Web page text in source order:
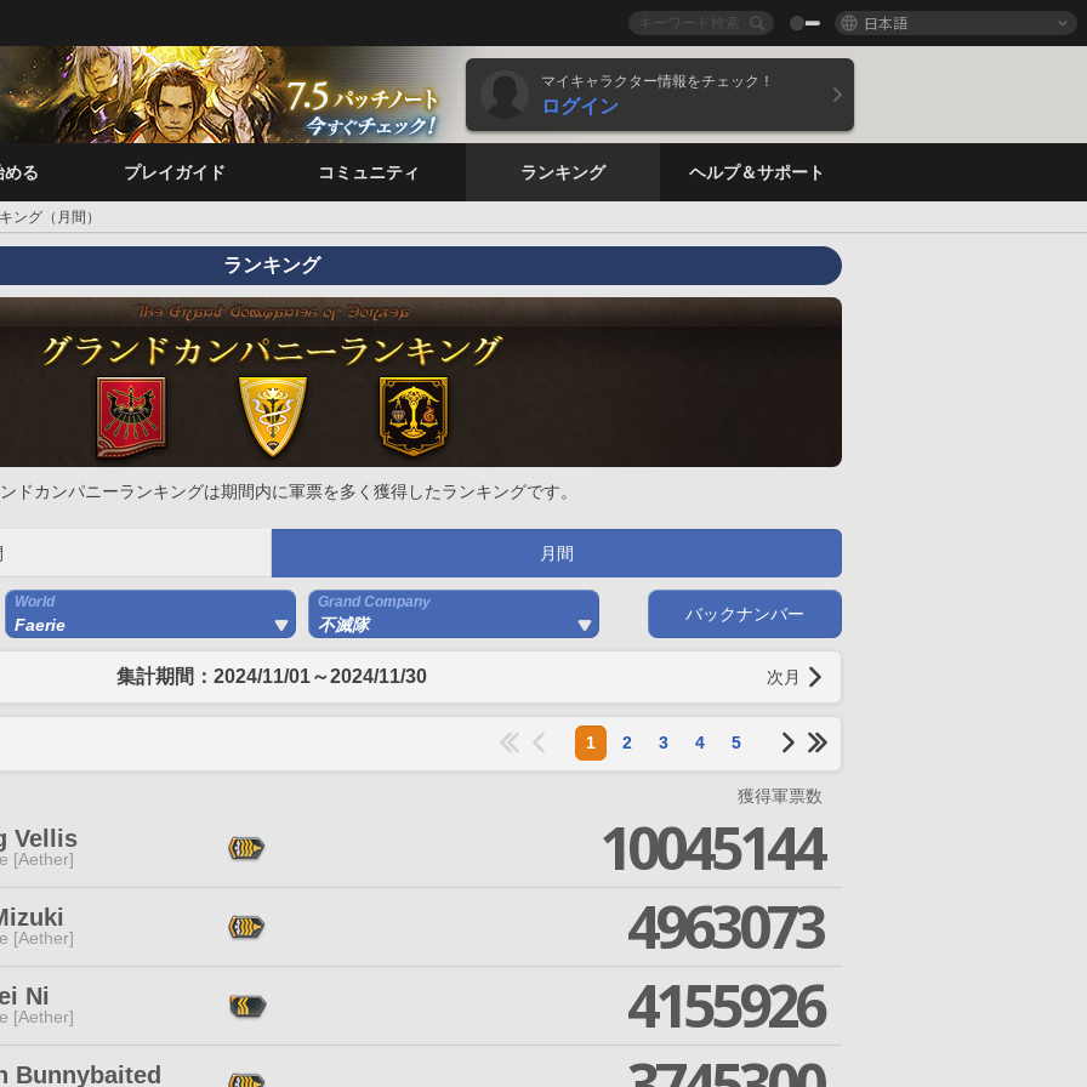
日本語
マイキャラクター情報をチェック！
ログイン
める プレイガイド コミュニティ ランキング ヘルプ＆サポート
ング（月間）
ランキング
ドカンパニーランキングは期間内に軍票を多く獲得したランキングです。
月間
World
Faerie
Grand Company
不滅隊
バックナンバー
集計期間：2024/11/01～2024/11/30 次月
1 2 3 4 5
獲得軍票数
Vellis
[Aether] 10045144
[Aether] 4963073
Ni
[Aether] 4155926
Bunnybaited